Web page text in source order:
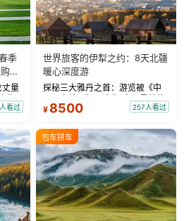
季
丈量
蔚
服
视
看过
世界旅客的伊犁之约：8天北疆
暖心深度游
探秘三大雅丹之首：游览被《中
国国家地理》评选为“中国最美的
三大雅丹”第一名的克拉玛依魔鬼
瓦人最大村落——禾木村，欣赏
晨雾与小木...
¥ 8500 257人看过
包车拼车